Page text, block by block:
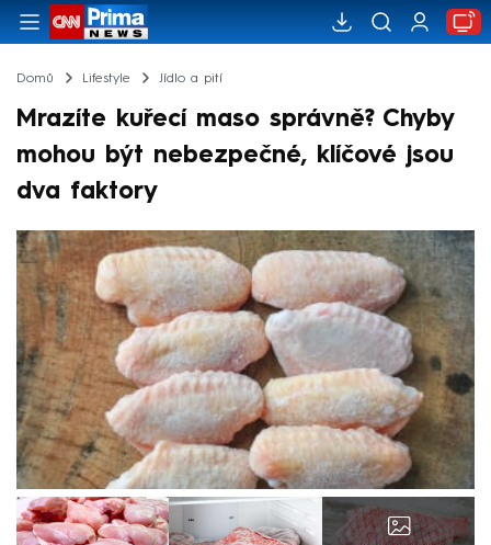
Domů Lifestyle Jídlo a pití
Mrazíte kuřecí maso správně? Chyby
mohou být nebezpečné, klíčové jsou
dva faktory